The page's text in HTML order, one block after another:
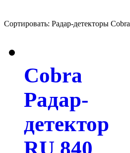
Сортировать: Радар-детекторы Cobra
Cobra
Радар-
детектор